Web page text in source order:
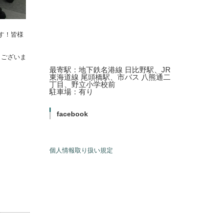
！皆様
ざいま
最寄駅：地下鉄名港線 日比野駅、JR
東海道線 尾頭橋駅、市バス 八熊通二
丁目、野立小学校前
駐車場：有り
facebook
個人情報取り扱い規定